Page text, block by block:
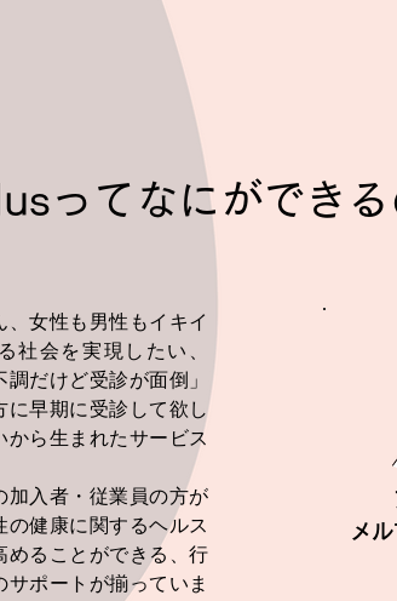
ってなにができる
、女性も男性もイキイ
社会を実現したい、
調だけど受診が面倒」
に早期に受診して欲し
から生まれたサービス
加入者・従業員の方が
の健康に関するヘルス
めることができる、行
サポートが揃っていま
メ